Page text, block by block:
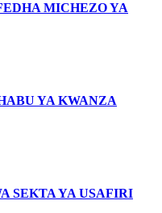
MICHEZO YA
YA KWANZA
SEKTA YA USAFIRI